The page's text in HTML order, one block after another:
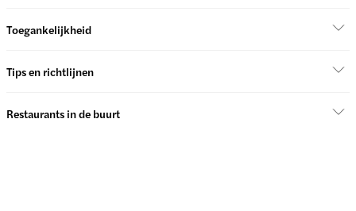
Toegankelijkheid
Tips en richtlijnen
Restaurants in de buurt